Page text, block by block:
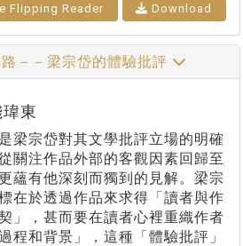
Flipping Reader Download
－－梁宗岱的體驗批評
東
宗岱對其文學批評立場的明確
關注作品外部的客觀因素回歸至
蘊有他深刻而獨到的見解。梁宗
在於透過作品來求得「讀者與作
」，甚而要在讀者心裡重織作者
程和背景」，這種「體驗批評」